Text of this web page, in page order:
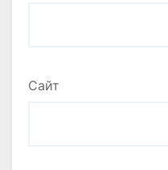
Сайт